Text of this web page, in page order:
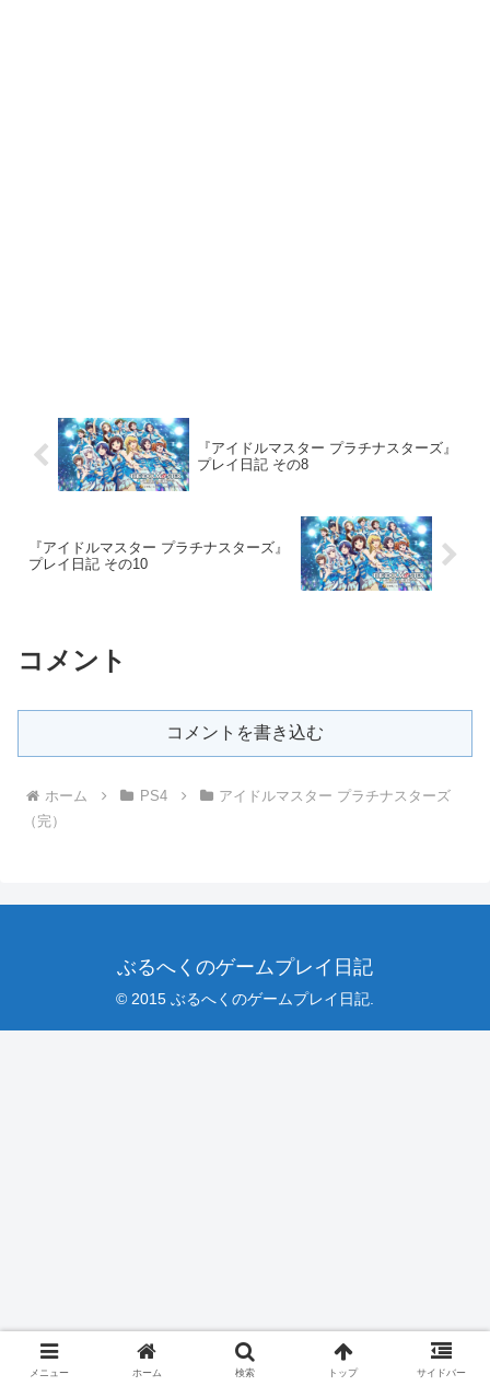
『アイドルマスター プラチナスターズ』
プレイ日記 その8
『アイドルマスター プラチナスターズ』
プレイ日記 その10
コメント
コメントを書き込む
ホーム PS4
アイドルマスター プラチナスターズ
（完）
ぶるへくのゲームプレイ日記
© 2015 ぶるへくのゲームプレイ日記.
メニュー ホーム 検索 トップ サイドバー